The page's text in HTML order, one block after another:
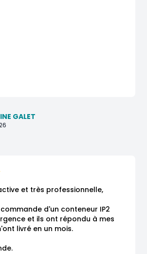
GALET
et très professionnelle,
d'un conteneur IP2
et ils ont répondu à mes
livré en un mois.